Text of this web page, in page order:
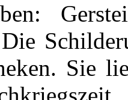
Die
Sie